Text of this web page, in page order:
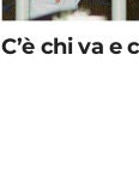
C’è chi va e